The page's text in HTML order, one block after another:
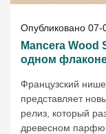
Опубликовано 07-
Mancera Wood
одном
Французский
представляет
релиз, который
древесном